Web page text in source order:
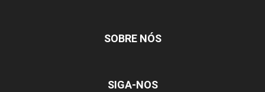
SOBRE NÓS
SIGA-NOS